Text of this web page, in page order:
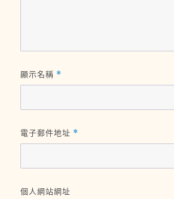
顯示名稱 *
電子郵件地址 *
個人網站網址